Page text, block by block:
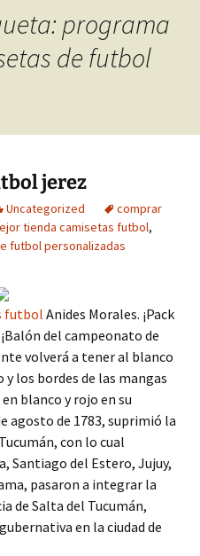
programa
de futbol
jerez
Uncategorized
comprar
tienda camisetas futbol,
futbol personalizadas
futbol Anides Morales. ¡Pack
del campeonato de
volverá a tener al blanco
los bordes de las mangas
blanco y rojo en su
agosto de 1783, suprimió la
con lo cual
Santiago del Estero, Jujuy,
pasaron a integrar la
de Salta del Tucumán,
en la ciudad de